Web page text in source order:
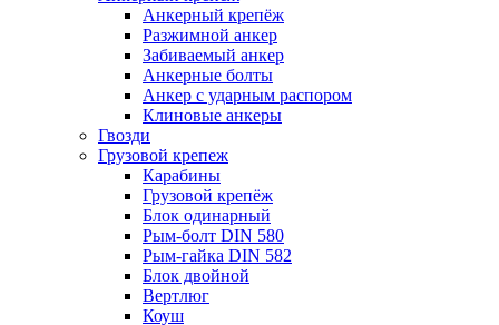
Анкерный крепёж
Разжимной анкер
Забиваемый анкер
Анкерные болты
Анкер с ударным распором
Клиновые анкеры
Гвозди
Грузовой крепеж
Карабины
Грузовой крепёж
Блок одинарный
Рым-болт DIN 580
Рым-гайка DIN 582
Блок двойной
Вертлюг
Коуш